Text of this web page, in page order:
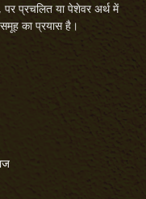
प्रचलित या पेशेवर अर्थ में
का प्रयास है।